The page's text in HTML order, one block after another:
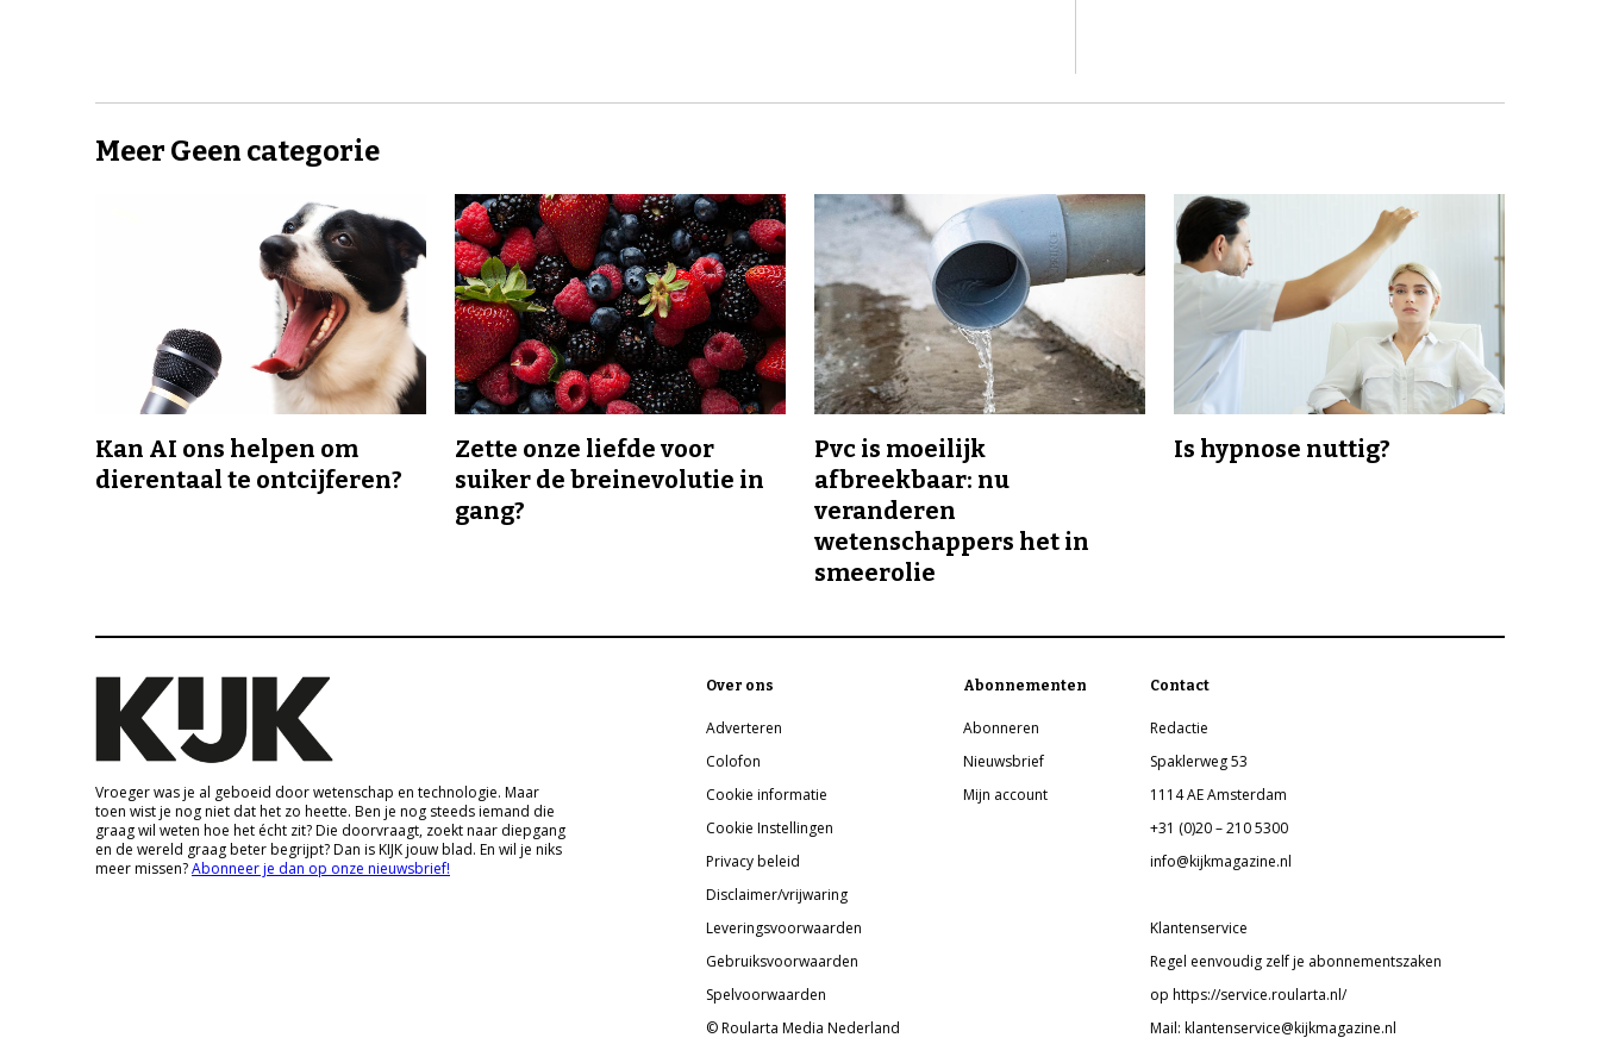
Meer Geen categorie
Kan AI ons helpen om
dierentaal te ontcijferen?
Zette onze liefde voor
suiker de breinevolutie in
gang?
Pvc is moeilijk
afbreekbaar: nu
veranderen
wetenschappers het in
smeerolie
Is hypnose nuttig?
Vroeger was je al geboeid door wetenschap en technologie. Maar
toen wist je nog niet dat het zo heette. Ben je nog steeds iemand die
graag wil weten hoe het écht zit? Die doorvraagt, zoekt naar diepgang
en de wereld graag beter begrijpt? Dan is KIJK jouw blad. En wil je niks
meer missen?Abonneer je dan op onze nieuwsbrief!
Over ons
Adverteren
Colofon
Cookie informatie
Cookie Instellingen
Privacy beleid
Disclaimer/vrijwaring
Leveringsvoorwaarden
Gebruiksvoorwaarden
Spelvoorwaarden
© Roularta Media Nederland
Abonnementen
Abonneren
Nieuwsbrief
Mijn account
Contact
Redactie
Spaklerweg 53
1114 AE Amsterdam
+31 (0)20 – 210 5300
info@kijkmagazine.nl
Klantenservice
Regel eenvoudig zelf je abonnementszaken
op https://service.roularta.nl/
Mail: klantenservice@kijkmagazine.nl